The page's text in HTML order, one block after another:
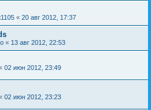
« 20 авг 2012, 17:37
« 13 авг 2012, 22:53
02 июн 2012, 23:49
02 июн 2012, 23:23